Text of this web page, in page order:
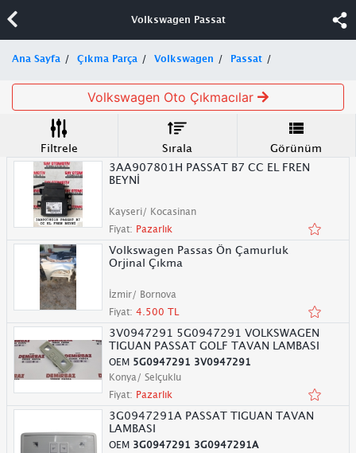
Volkswagen Passat
Ana Sayfa Çıkma Parça Volkswagen Passat
Volkswagen Oto Çıkmacılar
Filtrele Sırala
Görünüm
3AA907801H PASSAT B7 CC EL FREN
BEYNİ
Kayseri/ Kocasinan
Fiyat: Pazarlık
Volkswagen Passas Ön Çamurluk
Orjinal Çıkma
İzmir/ Bornova
Fiyat: 4.500 TL
3V0947291 5G0947291 VOLKSWAGEN
TIGUAN PASSAT GOLF TAVAN LAMBASI
OEM 5G0947291 3V0947291
Konya/ Selçuklu
Fiyat: Pazarlık
3G0947291A PASSAT TIGUAN TAVAN
LAMBASI
OEM 3G0947291 3G0947291A